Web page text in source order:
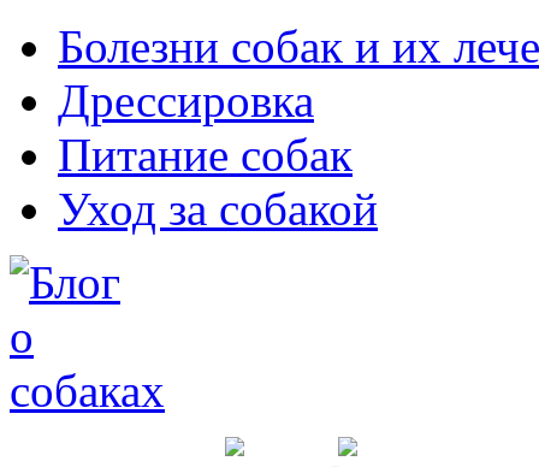
Болезни собак и их
Дрессировка
Питание собак
Уход за собакой